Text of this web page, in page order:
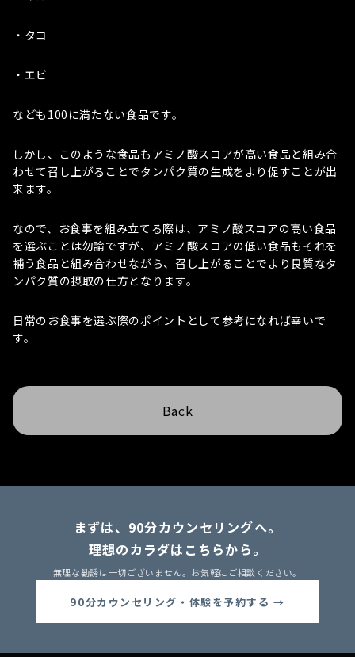
・タコ
・エビ
なども100に満たない食品です。
しかし、このような食品もアミノ酸スコアが高い食品と組み合
わせて召し上がることでタンパク質の生成をより促すことが出
来ます。
なので、お食事を組み立てる際は、アミノ酸スコアの高い食品
を選ぶことは勿論ですが、アミノ酸スコアの低い食品もそれを
補う食品と組み合わせながら、召し上がることでより良質なタ
ンパク質の摂取の仕方となります。
日常のお食事を選ぶ際のポイントとして参考になれば幸いで
す。
Back
まずは、90分カウンセリングへ。
理想のカラダはこちらから。
無理な勧誘は一切ございません。お気軽にご相談ください。
90分カウンセリング・体験を予約する →